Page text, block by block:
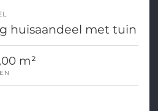
huisaandeel met tuin
m²